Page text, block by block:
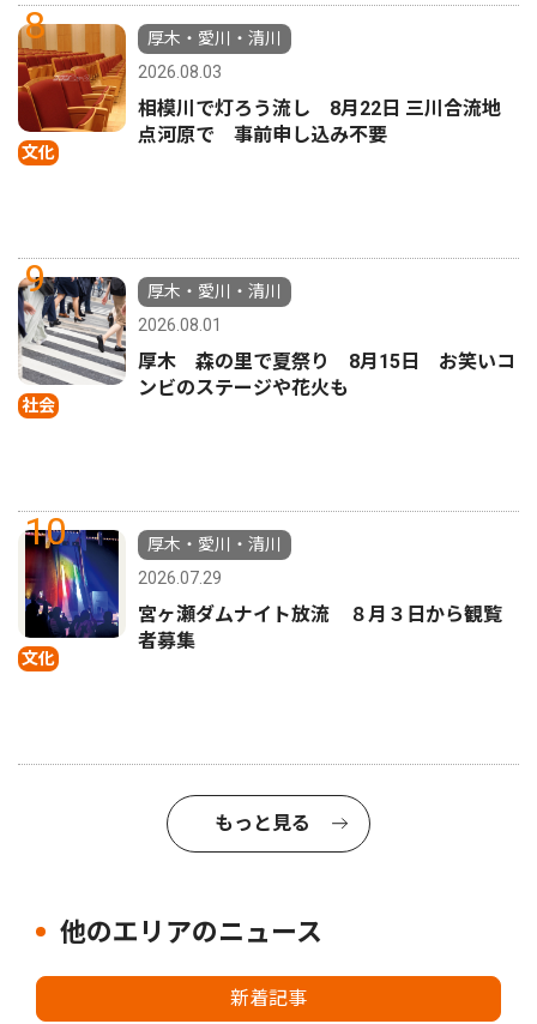
8
文化
厚木・愛川・清川
2026.08.03
相模川で灯ろう流し 8月22日 三川合流地
点河原で 事前申し込み不要
9
社会
厚木・愛川・清川
2026.08.01
厚木 森の里で夏祭り 8月15日 お笑いコ
ンビのステージや花火も
10
文化
厚木・愛川・清川
2026.07.29
宮ヶ瀬ダムナイト放流 ８月３日から観覧
者募集
もっと見る
他のエリアのニュース
新着記事